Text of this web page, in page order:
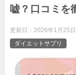
嘘？口コミを
更新日： 2026年1月25日
ダイエットサプリ